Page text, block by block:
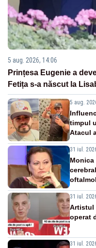
5 aug. 2026, 14:06
Prințesa Eugenie a
Fetița s-a născut la
5 aug.
timpul
Atacul
31 iul.
31 iul.
Artistul
operat
31 iul.